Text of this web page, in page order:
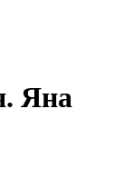
Яна